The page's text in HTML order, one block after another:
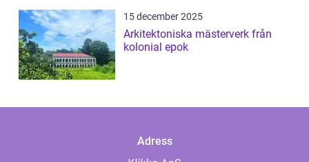
15 december 2025
Arkitektoniska mästerverk från
kolonial epok
Adress